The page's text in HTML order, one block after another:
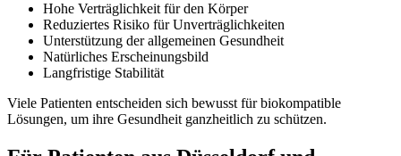
Hohe Verträglichkeit für den Körper
Reduziertes Risiko für Unverträglichkeiten
Unterstützung der allgemeinen Gesundheit
Natürliches Erscheinungsbild
Langfristige Stabilität
Viele Patienten entscheiden sich bewusst für biokompatible
Lösungen, um ihre Gesundheit ganzheitlich zu schützen.